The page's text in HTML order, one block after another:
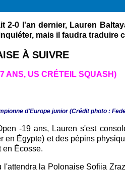
2-0 l'an dernier, Lauren
mais il faudra traduire
À SUIVRE
ANS, US CRÉTEIL SQUASH)
d'Europe junior (Crédit photo :
-19 ans, Lauren s'est
Égypte) et des pépins
en Écosse.
la Polonaise Sofiia